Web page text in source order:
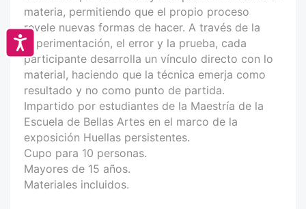
Accesibilidad
materia, permitiendo que el propio proceso
revele nuevas formas de hacer. A través de la
experimentación, el error y la prueba, cada
participante desarrolla un vínculo directo con lo
material, haciendo que la técnica emerja como
resultado y no como punto de partida.
Impartido por estudiantes de la Maestría de la
Escuela de Bellas Artes en el marco de la
exposición Huellas persistentes.
Cupo para 10 personas.
Mayores de 15 años.
Materiales incluidos.